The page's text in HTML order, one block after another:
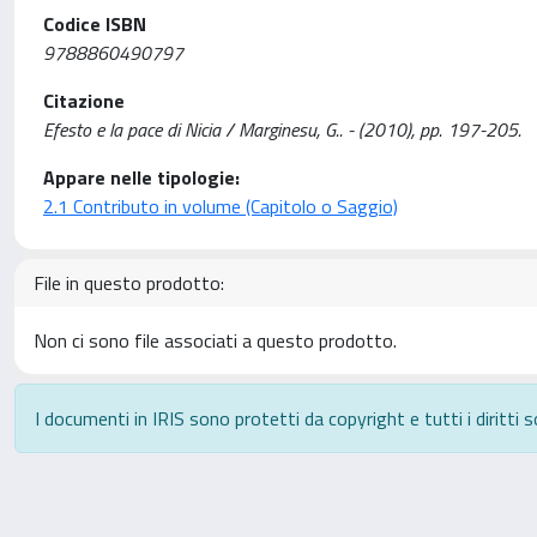
Codice ISBN
9788860490797
Citazione
Efesto e la pace di Nicia / Marginesu, G.. - (2010), pp. 197-205.
Appare nelle tipologie:
2.1 Contributo in volume (Capitolo o Saggio)
File in questo prodotto:
Non ci sono file associati a questo prodotto.
I documenti in IRIS sono protetti da copyright e tutti i diritti